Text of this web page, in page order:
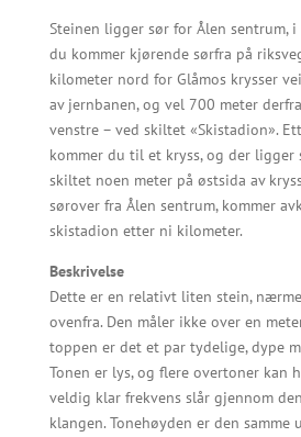
Steinen ligger sør for Ålen sentrum, i
du kommer kjørende sørfra på
kilometer nord for Glåmos krysser
av jernbanen, og vel 700 meter
venstre – ved skiltet «Skistadion».
kommer du til et kryss, og der ligger
skiltet noen meter på østsida av
sørover fra Ålen sentrum, kommer
skistadion etter ni kilometer.
Beskrivelse
Dette er en relativt liten stein,
ovenfra. Den måler ikke over en
toppen er det et par tydelige, dype
Tonen er lys, og flere overtoner kan
veldig klar frekvens slår gjennom
klangen. Tonehøyden er den samme